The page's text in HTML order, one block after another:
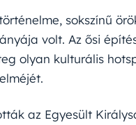
sokszínű
volt. Az ősi
olyan kulturális
az Egyesült